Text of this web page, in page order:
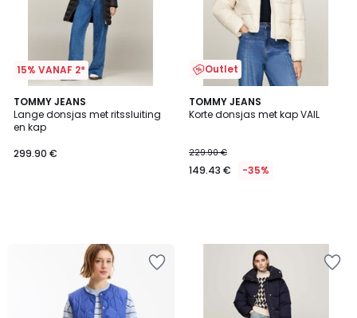
15% VANAF 2*
TOMMY JEANS
Lange donsjas met ritssluiting
en kap
299.90 €
Outlet
TOMMY JEANS
Korte donsjas met kap VAIL
229.90 €
149.43 € -35%